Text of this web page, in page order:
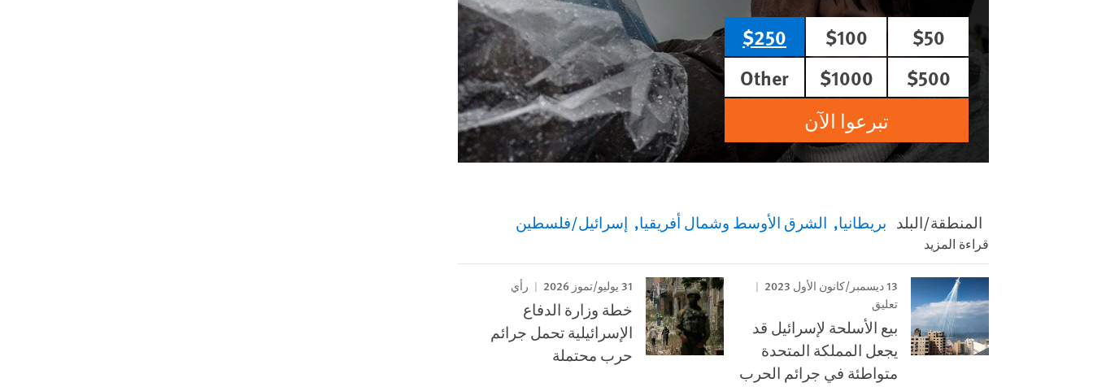
$50
$100
$250
$500
$1000
Other
تبرعوا الآن
المنطقة/البلد بريطانيا الشرق الأوسط وشمال أفريقيا إسرائيل/فلسطين
قراءة المزيد
13 ديسمبر/كانون الأول 2023
تعليق
بيع الأسلحة لإسرائيل قد
يجعل المملكة المتحدة
متواطئة في جرائم الحرب
31 يوليو/تموز 2026 رأي
خطة وزارة الدفاع
الإسرائيلية تحمل جرائم
حرب محتملة